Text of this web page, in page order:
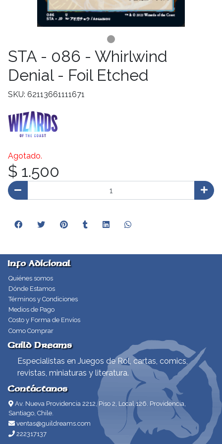
STA - 086 - Whirlwind
Denial - Foil Etched
SKU: 62113661111671
Agotado.
$ 1.500
Info Adicional
Quiénes somos
Dónde Estamos
Términos y Condiciones
Medios de Pago
Costo y Forma de Envíos
Como Comprar
Guild Dreams
Especialistas en Juegos de Rol, cartas, comics,
revistas, miniaturas y literatura.
Contáctanos
Av. Nueva Providencia 2212, Piso 2, Local 126. Providencia,
Santiago, Chile.
ventas@guildreams.com
222317137